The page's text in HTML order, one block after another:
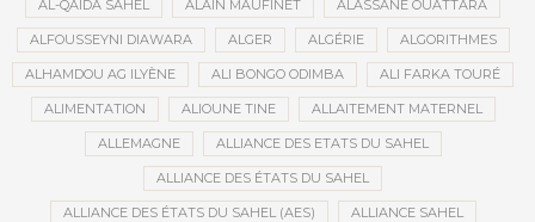
AL-QAÏDA SAHEL ALAIN MAUFINET ALASSANE OUATTARA
ALFOUSSEYNI DIAWARA ALGER ALGÉRIE ALGORITHMES
ALHAMDOU AG ILYÈNE ALI BONGO ODIMBA ALI FARKA TOURÉ
ALIMENTATION ALIOUNE TINE ALLAITEMENT MATERNEL
ALLEMAGNE ALLIANCE DES ETATS DU SAHEL
ALLIANCE DES ÉTATS DU SAHEL
ALLIANCE DES ÉTATS DU SAHEL (AES) ALLIANCE SAHEL